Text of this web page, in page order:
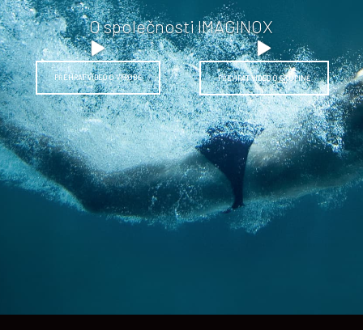
PŘEHRÁT VIDEO O VÝROBĚ PŘEHRÁT VIDEO O SKUPINĚ
O společnosti IMAGINOX